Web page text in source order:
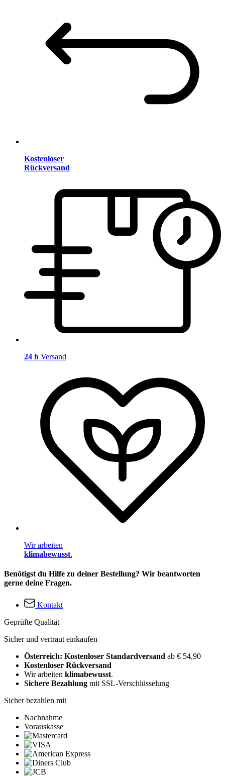
Kostenloser
Rückversand
24 h Versand
Wir arbeiten
klimabewusst.
Benötigst du Hilfe zu deiner Bestellung? Wir beantworten
gerne deine Fragen.
Kontakt
Geprüfte Qualität
Sicher und vertraut einkaufen
Österreich: Kostenloser Standardversand ab € 54,90
Kostenloser Rückversand
Wir arbeiten klimabewusst.
Sichere Bezahlung mit SSL-Verschlüsselung
Sicher bezahlen mit
Nachnahme
Vorauskasse